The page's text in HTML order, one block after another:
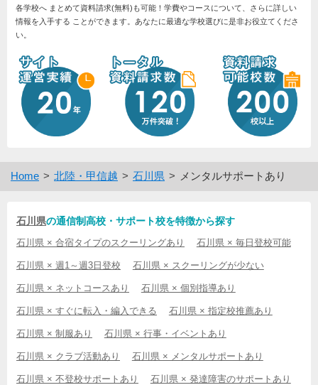
各学校へ まとめて資料請求(無料)も可能！学費やコースについて、さらに詳しい
情報を入手する ことができます。あなたに最適な学校選びに是非お役立てくださ
い。
Home 北陸・甲信越 石川県 メンタルサポートあり
石川県の通信制高校・サポート校を特徴から探す
石川県 × 合宿タイプのスクーリングあり 石川県 × 毎日登校可能
石川県 × 週1～週3日登校 石川県 × スクーリングが少ない
石川県 × ネットコースあり 石川県 × 個別指導あり
石川県 × すぐに転入・編入できる 石川県 × 指定校推薦あり
石川県 × 制服あり 石川県 × 行事・イベントあり
石川県 × クラブ活動あり 石川県 × メンタルサポートあり
石川県 × 不登校サポートあり 石川県 × 発達障害のサポートあり